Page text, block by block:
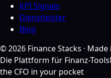
KPI Signals
Dienstleister
Blog
©2026 Finance Stacks · Made
Die Plattform für Finanz-Tools
the CFO in your pocket